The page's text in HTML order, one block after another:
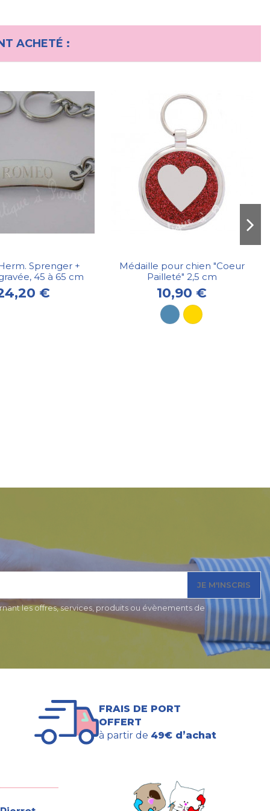
ACHETÉ :
Sprenger +
45 à 65 cm
€
Médaille pour chien "Coeur
Pailleté" 2,5 cm
10,90 €
JE M'INSCRIS
les offres, services, produits ou évènements de
FRAIS DE PORT
OFFERT
à partir de 49€ d’achat